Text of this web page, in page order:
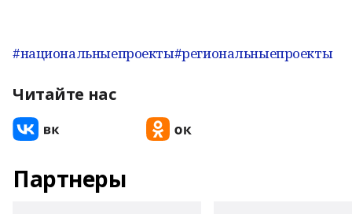
#национальныепроекты#региональныепроекты
Читайте нас
Партнеры